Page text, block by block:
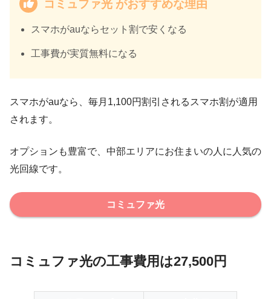
コミュファ光 がおすすめな理由
スマホがauならセット割で安くなる
工事費が実質無料になる
スマホがauなら、毎月1,100円割引されるスマホ割が適用
されます。
オプションも豊富で、 中部エリアにお住まいの人 に人気の
光回線です。
コミュファ光
コミュファ光の工事費用は27,500円